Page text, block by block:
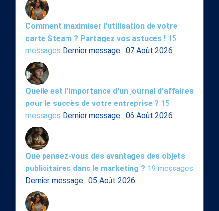
Comment maximiser l'utilisation de votre
carte Steam ? Partagez vos astuces ! 15
messages Dernier message : 07 Août 2026
Quelle est l'importance d'un journal d'affaires
pour le succès de votre entreprise ? 15
messages Dernier message : 06 Août 2026
Que pensez-vous des avantages des objets
publicitaires dans le marketing ? 19 messages
Dernier message : 05 Août 2026